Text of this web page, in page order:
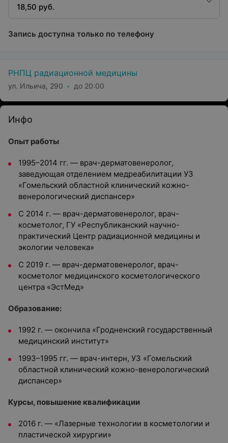
18,50 руб.
Запись доступна только по телефону
РНПЦ радиационной медицины
ул. Ильича, 290 до 20:00
Инфо
Опыт работы
1995–2014 гг. — врач-дерматовенеролог,
заведующая отделением медреабилитации УЗ
«Гомельский областной клинический кожно-
венерологический диспансер»
С 2014 г. — врач-дерматовенеролог, врач-
косметолог, ГУ «Республиканский научно-
практический Центр радиационной медицины и
экологии человека»
С 2019 г. — врач-дерматовенеролог, врач-
косметолог медицинского косметологического
центра «ЭстМед»
Образование:
1992 г. — окончила «Гродненский государственный
медицинский институт»
1993–1995 гг. — врач-интерн, УЗ «Гомельский
областной клинический кожно-венерологический
диспансер»
Курсы, повышение квалификации
2016 г. — «Лазерные технологии в косметологии и
пластической хирургии»